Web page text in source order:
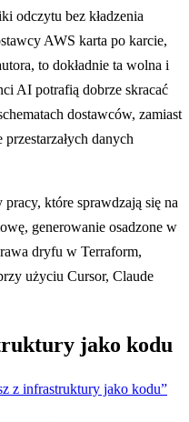
odczytu bez kładzenia
AWS karta po karcie,
to dokładnie ta wolna i
AI potrafią dobrze skracać
dostawców, zamiast
danych
które sprawdzają się na
generowanie osadzone w
dryfu w Terraform,
użyciu Cursor, Claude
jako kodu
z infrastruktury jako kodu”